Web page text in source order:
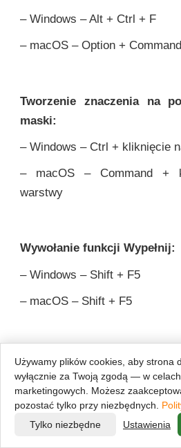
– Windows – Alt + Ctrl + F
– macOS – Option +
Tworzenie znaczenia na
maski:
– Windows – Ctrl + kliknięcie
– macOS – Command +
warstwy
Wywołanie funkcji Wypełnij:
– Windows – Shift + F5
– macOS – Shift + F5
Często Zadawane
Używamy plików cookies, aby strona
wyłącznie za Twoją zgodą — w
marketingowych. Możesz
pozostać tylko przy niezbędnych.
Tylko niezbędne
Ustawienia